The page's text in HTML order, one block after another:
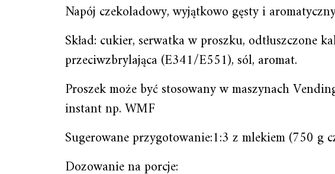
Napój czekoladowy, wyjątkowo gęsty i
Skład: cukier, serwatka w proszku, odtłuszczone
przeciwzbrylająca (E341/E551), sól, aromat.
Proszek może być stosowany w maszynach
instant np. WMF
Sugerowane przygotowanie:1:3 z mlekiem (750 g
Dozowanie na porcje: